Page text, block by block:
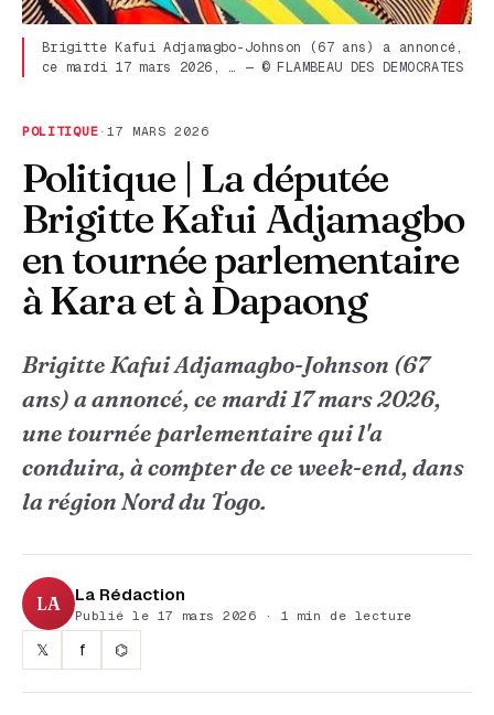
Brigitte Kafui Adjamagbo-Johnson (67 ans) a annoncé,
ce mardi 17 mars 2026, … — © FLAMBEAU DES DEMOCRATES
POLITIQUE · 17 MARS 2026
Politique | La députée
Brigitte Kafui Adjamagbo
en tournée parlementaire
à Kara et à Dapaong
Brigitte Kafui Adjamagbo-Johnson (67
ans) a annoncé, ce mardi 17 mars 2026,
une tournée parlementaire qui l'a
conduira, à compter de ce week-end, dans
la région Nord du Togo.
LA La Rédaction
Publié le 17 mars 2026 · 1 min de lecture
𝕏 f ⌬